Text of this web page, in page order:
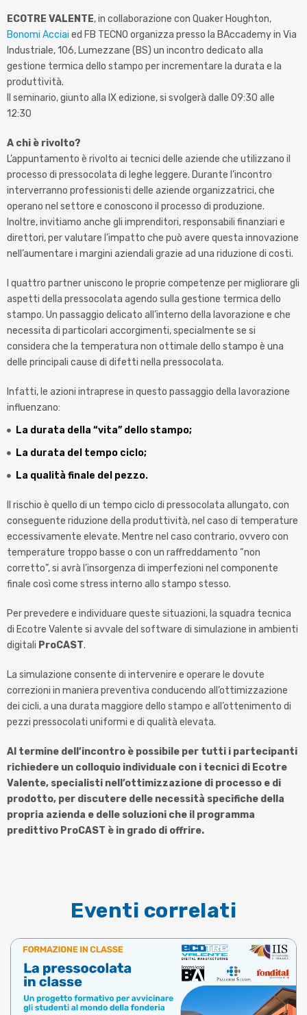
ECOTRE VALENTE, in collaborazione con Quaker Houghton,
Bonomi Acciai ed FB TECNO organizza presso la BAccademy in Via
Industriale, 106, Lumezzane (BS) un incontro dedicato alla
gestione termica dello stampo per incrementare la durata e la
produttività.
Il seminario, giunto alla IX edizione, si svolgerà dalle 09:30 alle
12:30
A chi è rivolto?
L’appuntamento è rivolto ai tecnici delle aziende che utilizzano il
processo di pressocolata di leghe leggere. Durante l’incontro
interverranno professionisti delle aziende organizzatrici, che
operano nel settore e conoscono il processo di produzione.
Inoltre, invitiamo anche gli imprenditori, responsabili finanziari e
direttori, per valutare l’impatto che può avere questa innovazione
nell’aumentare i margini aziendali grazie ad una riduzione di costi.
I quattro partner uniscono le proprie competenze per migliorare gli
aspetti della pressocolata agendo sulla gestione termica dello
stampo. Un passaggio delicato all’interno della lavorazione e che
necessita di particolari accorgimenti, specialmente se si
considera che la temperatura non ottimale dello stampo è una
delle principali cause di difetti nella pressocolata.
Infatti, le azioni intraprese in questo passaggio della lavorazione
influenzano:
La durata della “vita” dello stampo;
La durata del tempo ciclo;
La qualità finale del pezzo.
Il rischio è quello di un tempo ciclo di pressocolata allungato, con
conseguente riduzione della produttività, nel caso di temperature
eccessivamente elevate. Mentre nel caso contrario, ovvero con
temperature troppo basse o con un raffreddamento “non
corretto”, si avrà l’insorgenza di imperfezioni nel componente
finale così come stress interno allo stampo stesso.
Per prevedere e individuare queste situazioni, la squadra tecnica
di Ecotre Valente si avvale del software di simulazione in ambienti
digitali ProCAST.
La simulazione consente di intervenire e operare le dovute
correzioni in maniera preventiva conducendo all’ottimizzazione
dei cicli, a una durata maggiore dello stampo e all’ottenimento di
pezzi pressocolati uniformi e di qualità elevata.
Al termine dell’incontro è possibile per tutti i partecipanti
richiedere un colloquio individuale con i tecnici di Ecotre
Valente, specialisti nell’ottimizzazione di processo e di
prodotto, per discutere delle necessità specifiche della
propria azienda e delle soluzioni che il programma
predittivo ProCAST è in grado di offrire.
Eventi correlati